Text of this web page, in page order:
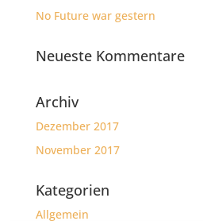
No Future war gestern
Neueste Kommentare
Archiv
Dezember 2017
November 2017
Kategorien
Allgemein